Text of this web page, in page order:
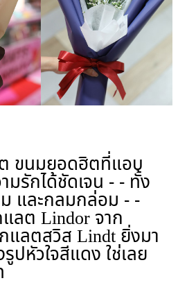
ขนมยอดฮิตที่แอบ
รักได้ชัดเจน - - ทั้ง
และกลมกล่อม - -
ลต Lindor จาก
แลตสวิส Lindt ยิ่งมา
ปหัวใจสีแดง ใช่เลย